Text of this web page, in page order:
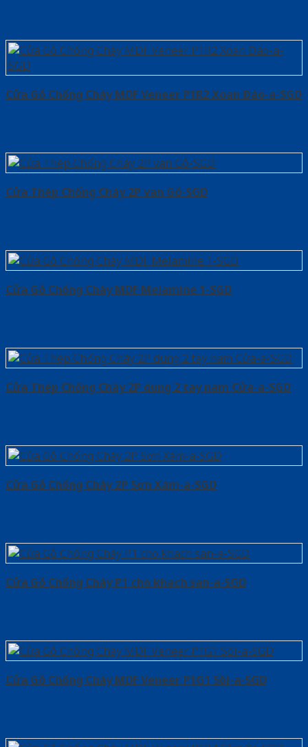
Cửa Gỗ Chống Cháy MDF Veneer P1R2 Xoan Đào-a-SGD
Cửa Thép Chống Cháy 2P van Gỗ-SGD
Cửa Gỗ Chống Cháy MDF Melamine 1-SGD
Cửa Thép Chống Cháy 2P dung 2 tay nam Cửa-a-SGD
Cửa Gỗ Chống Cháy 2P Sơn Xám-a-SGD
Cửa Gỗ Chống Cháy P1 cho khach san-a-SGD
Cửa Gỗ Chống Cháy MDF Veneer P1G1 Sồi-a-SGD